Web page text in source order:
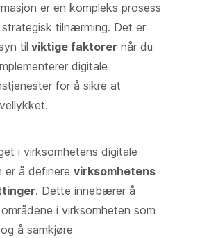
er en kompleks prosess
tilnærming. Det er
til viktige faktorernår du
digitale
for å sikre at
i virksomhetens digitale
er å definere virksomhetens
. Dette innebærer å
i virksomheten som
å samkjøre